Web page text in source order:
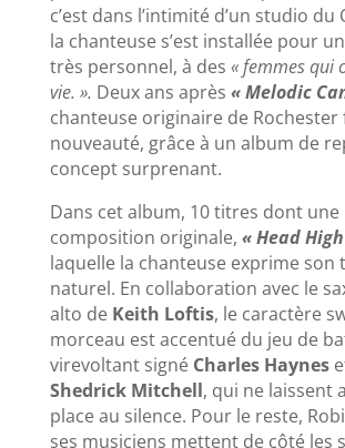
c’est dans l’intimité d’un studio du
la chanteuse s’est installée pour
très personnel, à des « femmes qui
vie. ». Deux ans après « Melodic
chanteuse originaire de Rochester
nouveauté, grâce à un album de
concept surprenant.
Dans cet album, 10 titres dont une
composition originale, « Head
laquelle la chanteuse exprime son
naturel. En collaboration avec le
alto de Keith Loftis, le caractère
morceau est accentué du jeu de
virevoltant signé Charles Haynes
Shedrick Mitchell, qui ne laissent
place au silence. Pour le reste,
ses musiciens mettent de côté les